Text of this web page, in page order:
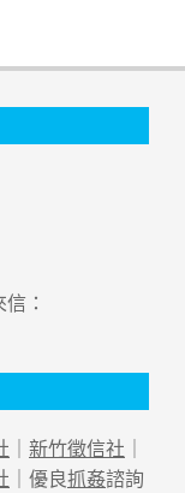
：
｜ 新竹徵信社 ｜
｜優良抓姦諮詢